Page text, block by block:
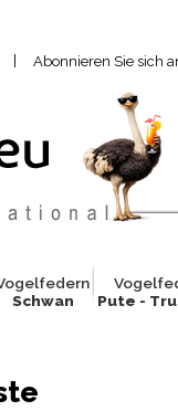
| Abonnieren Sie sich
ern
Schwan
Pute -